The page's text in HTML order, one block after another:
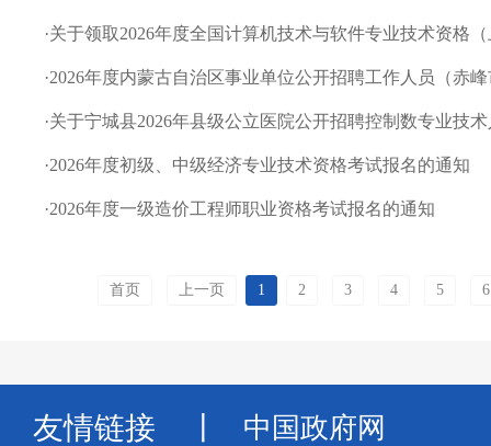
·关于领取2026年度全国计算机技术与软件专业技术资格
·2026年度内蒙古自治区事业单位公开招聘工作人员（赤
·关于宁城县2026年县级公立医院公开招聘控制数专业技
·2026年度初级、中级经济专业技术资格考试报名的通知
·2026年度一级造价工程师职业资格考试报名的通知
首页 上一页 1 2 3 4 5 6
友情链接 中国政府网